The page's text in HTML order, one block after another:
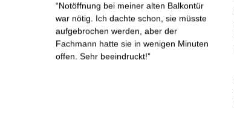
Notöffnung bei meiner alten Balkontür
war nötig. Ich dachte schon, sie müsste
aufgebrochen werden, aber der
Fachmann hatte sie in wenigen Minuten
offen. Sehr beeindruckt!